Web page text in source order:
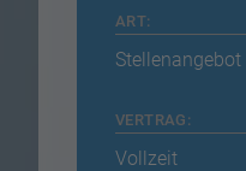
ART:
Stellenangebot
VERTRAG:
Vollzeit